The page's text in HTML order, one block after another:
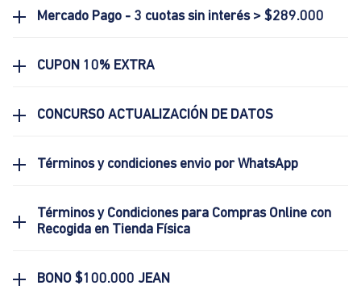
Mercado Pago - 3 cuotas sin interés > $289.000
CUPON 10% EXTRA
CONCURSO ACTUALIZACIÓN DE DATOS
Términos y condiciones envio por WhatsApp
Términos y Condiciones para Compras Online con
Recogida en Tienda Física
BONO $100.000 JEAN